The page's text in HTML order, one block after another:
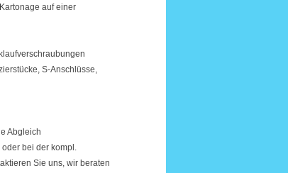
auf einer
S-Anschlüsse,
Abgleich
bei der kompl.
Sie uns, wir beraten